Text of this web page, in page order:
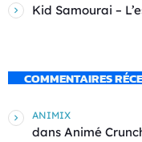
Kid Samourai –
COMMENTAIRES
ANIMIX
dans Animé